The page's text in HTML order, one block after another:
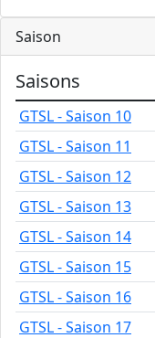
Saison
Saisons
GTSL - Saison 10
GTSL - Saison 11
GTSL - Saison 12
GTSL - Saison 13
GTSL - Saison 14
GTSL - Saison 15
GTSL - Saison 16
GTSL - Saison 17